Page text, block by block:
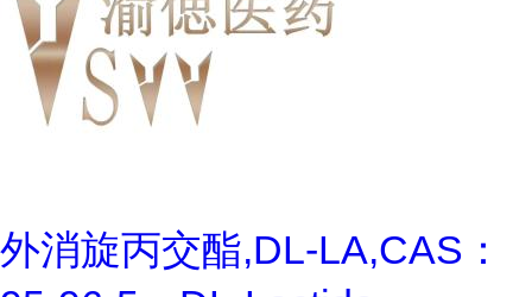
外消旋丙交酯,DL-LA,CAS：